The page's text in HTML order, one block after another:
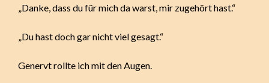
„Danke, dass du für mich da warst, mir zugehört hast.“
„Du hast doch gar nicht viel gesagt.“
Genervt rollte ich mit den Augen.